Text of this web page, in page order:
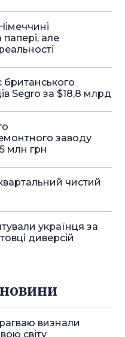
але
Segro за $18,8 млрд
заводу
млн грн
чистий
українця за
диверсій
визнали
світу